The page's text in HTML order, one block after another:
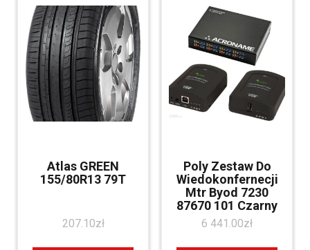
Atlas GREEN
155/80R13 79T
207.10zł
Poly Zestaw Do
Wiedokonfernecji
Mtr Byod 7230
87670 101 Czarny
6 441.00zł